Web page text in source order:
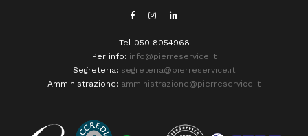
Tel 050 8054968
Per info: info@pierreservice.it
Segreteria: segreteria@pierreservice.it
Amministrazione: amministrazione@pierreservice.it